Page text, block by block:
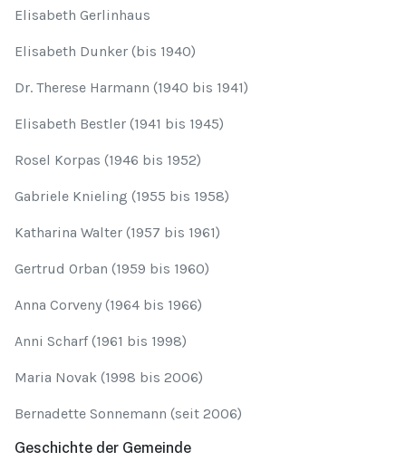
Elisabeth Gerlinhaus
Elisabeth Dunker (bis 1940)
Dr. Therese Harmann (1940 bis 1941)
Elisabeth Bestler (1941 bis 1945)
Rosel Korpas (1946 bis 1952)
Gabriele Knieling (1955 bis 1958)
Katharina Walter (1957 bis 1961)
Gertrud Orban (1959 bis 1960)
Anna Corveny (1964 bis 1966)
Anni Scharf (1961 bis 1998)
Maria Novak (1998 bis 2006)
Bernadette Sonnemann (seit 2006)
Geschichte der Gemeinde